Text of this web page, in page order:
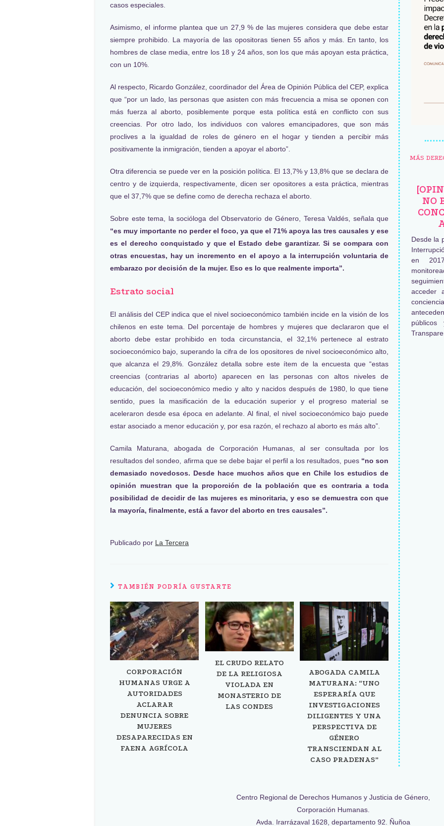
casos especiales.
Asimismo, el informe plantea que un 27,9 % de las mujeres considera que debe estar
siempre prohibido. La mayoría de las opositoras tienen 55 años y más. En tanto, los
hombres de clase media, entre los 18 y 24 años, son los que más apoyan esta práctica,
con un 10%.
Al respecto, Ricardo González, coordinador del Área de Opinión Pública del CEP, explica
que “por un lado, las personas que asisten con más frecuencia a misa se oponen con
más fuerza al aborto, posiblemente porque esta política está en conflicto con sus
creencias. Por otro lado, los individuos con valores emancipadores, que son más
proclives a la igualdad de roles de género en el hogar y tienden a percibir más
positivamente la inmigración, tienden a apoyar el aborto”.
Otra diferencia se puede ver en la posición política. El 13,7% y 13,8% que se declara de
centro y de izquierda, respectivamente, dicen ser opositores a esta práctica, mientras
que el 37,7% que se define como de derecha rechaza el aborto.
Sobre este tema, la socióloga del Observatorio de Género, Teresa Valdés, señala que
“es muy importante no perder el foco, ya que el 71% apoya las tres causales y ese
es el derecho conquistado y que el Estado debe garantizar. Si se compara con
otras encuestas, hay un incremento en el apoyo a la interrupción voluntaria de
embarazo por decisión de la mujer. Eso es lo que realmente importa”.
Estrato social
El análisis del CEP indica que el nivel socioeconómico también incide en la visión de los
chilenos en este tema. Del porcentaje de hombres y mujeres que declararon que el
aborto debe estar prohibido en toda circunstancia, el 32,1% pertenece al estrato
socioeconómico bajo, superando la cifra de los opositores de nivel socioeconómico alto,
que alcanza el 29,8%. González detalla sobre este ítem de la encuesta que “estas
creencias (contrarias al aborto) aparecen en las personas con altos niveles de
educación, del socioeconómico medio y alto y nacidos después de 1980, lo que tiene
sentido, pues la masificación de la educación superior y el progreso material se
aceleraron desde esa época en adelante. Al final, el nivel socioeconómico bajo puede
estar asociado a menor educación y, por esa razón, el rechazo al aborto es más alto”.
Camila Maturana, abogada de Corporación Humanas, al ser consultada por los
resultados del sondeo, afirma que se debe bajar el perfil a los resultados, pues “no son
demasiado novedosos. Desde hace muchos años que en Chile los estudios de
opinión muestran que la proporción de la población que es contraria a toda
posibilidad de decidir de las mujeres es minoritaria, y eso se demuestra con que
la mayoría, finalmente, está a favor del aborto en tres causales”.
Publicado por La Tercera
TAMBIÉN PODRÍA GUSTARTE
CORPORACIÓN
HUMANAS URGE A
AUTORIDADES
ACLARAR
DENUNCIA SOBRE
MUJERES
DESAPARECIDAS EN
FAENA AGRÍCOLA
EL CRUDO RELATO
DE LA RELIGIOSA
VIOLADA EN
MONASTERIO DE
LAS CONDES
ABOGADA CAMILA
MATURANA: “UNO
ESPERARÍA QUE
INVESTIGACIONES
DILIGENTES Y UNA
PERSPECTIVA DE
GÉNERO
TRANSCIENDAN AL
CASO PRADENAS”
MÁS
NO
Desde la
en
acceder
Centro Regional de Derechos Humanos y Justicia de Género,
Corporación Humanas.
Avda. Irarrázaval 1628, departamento 92. Ñuñoa